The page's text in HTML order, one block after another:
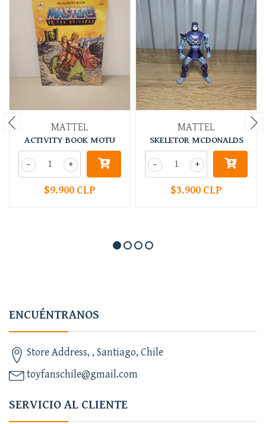
MATTEL
ACTIVITY BOOK MOTU
+
-
$9.900 CLP
MATTEL
SKELETOR MCDONALDS
+
-
$3.900 CLP
ENCUÉNTRANOS
Store Address, , Santiago, Chile
toyfanschile@gmail.com
SERVICIO AL CLIENTE